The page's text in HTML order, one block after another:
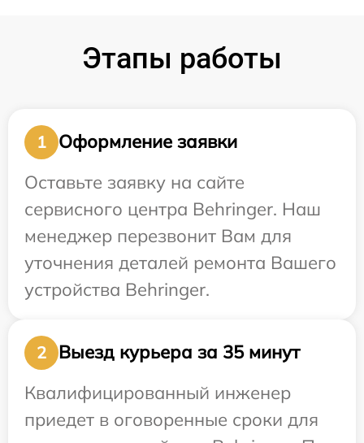
Этапы работы
1
Оформление заявки
Оставьте заявку на сайте
сервисного центра Behringer. Наш
менеджер перезвонит Вам для
уточнения деталей ремонта Вашего
устройства Behringer.
2
Выезд курьера за 35 минут
Квалифицированный инженер
приедет в оговоренные сроки для